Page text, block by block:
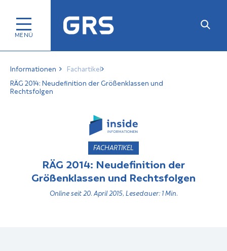
Informationen
Fachartikel
RÄG 2014: Neudefinition der Größenklassen und
Rechtsfolgen
FACHARTIKEL
RÄG 2014: Neudefinition der
Größenklassen und Rechtsfolgen
Online seit 20. April 2015, Lesedauer: 1 Min.